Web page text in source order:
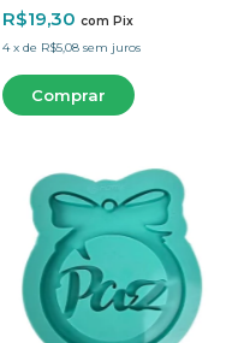
R$19,30 com Pix
4 x de R$5,08 sem juros